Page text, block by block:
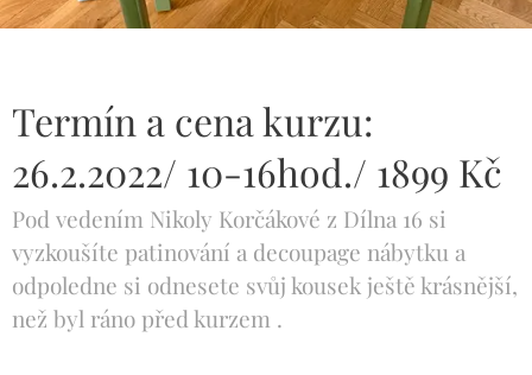
Termín a cena kurzu:
26.2.2022/ 10-16hod./ 1899 Kč
Pod vedením Nikoly Korčákové z Dílna 16 si
vyzkoušíte patinování a decoupage nábytku a
odpoledne si odnesete svůj kousek ještě krásnější,
než byl ráno před kurzem .